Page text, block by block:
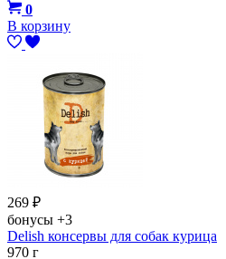
0
В корзину
269 ₽
бонусы +3
Delish консервы для собак курица
970 г